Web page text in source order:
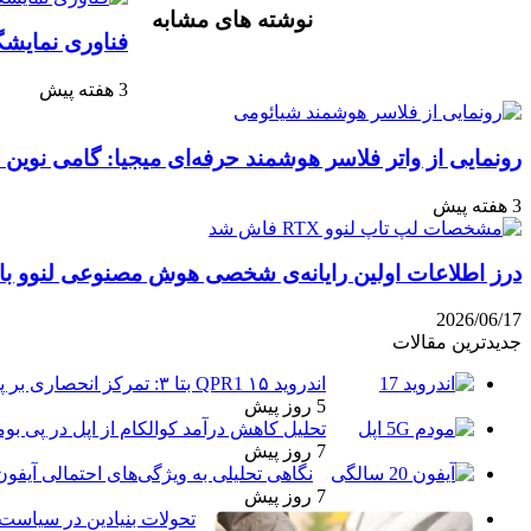
آپ
گذاری
نوشته های مشابه
فناوری
3 هفته پیش
رونمایی از واتر فلاسر هوشمند حرفه‌ای میجیا: گامی
3 هفته پیش
درز اطلاعات اولین رایانه‌ی شخصی هوش مصنوعی لنوو
2026/06/17
جدیدترین مقالات
اندروید ۱۵ QPR1 بتا ۳: تمرکز انحصاری بر پایداری و رفع اشکالات
5 روز پیش
تحلیل کاهش درآمد کوالکام از اپل در پی
7 روز پیش
نگاهی تحلیلی به ویژگی‌های احتمالی
7 روز پیش
تحولات بنیادین در